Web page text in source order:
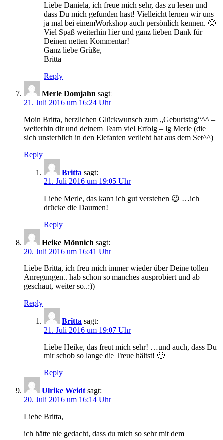
Liebe Daniela, ich freue mich sehr, das zu lesen und
dass Du mich gefunden hast! Vielleicht lernen wir uns
ja mal bei einemWorkshop auch persönlich kennen. 🙂
Viel Spaß weiterhin hier und ganz lieben Dank für
Deinen netten Kommentar!
Ganz liebe Grüße,
Britta
Reply
Merle Domjahn sagt:
21. Juli 2016 um 16:24 Uhr
Moin Britta, herzlichen Glückwunsch zum „Geburtstag“^^ –
weiterhin dir und deinem Team viel Erfolg – lg Merle (die
sich unsterblich in den Elefanten verliebt hat aus dem Set^^)
Reply
Britta sagt:
21. Juli 2016 um 19:05 Uhr
Liebe Merle, das kann ich gut verstehen 😉 …ich
drücke die Daumen!
Reply
Heike Mönnich sagt:
20. Juli 2016 um 16:41 Uhr
Liebe Britta, ich freu mich immer wieder über Deine tollen
Anregungen.. hab schon so manches ausprobiert und ab
geschaut, weiter so..:))
Reply
Britta sagt:
21. Juli 2016 um 19:07 Uhr
Liebe Heike, das freut mich sehr! …und auch, dass Du
mir schob so lange die Treue hältst! 🙂
Reply
Ulrike Weidt sagt:
20. Juli 2016 um 16:14 Uhr
Liebe Britta,
ich hätte nie gedacht, dass du mich so sehr mit dem